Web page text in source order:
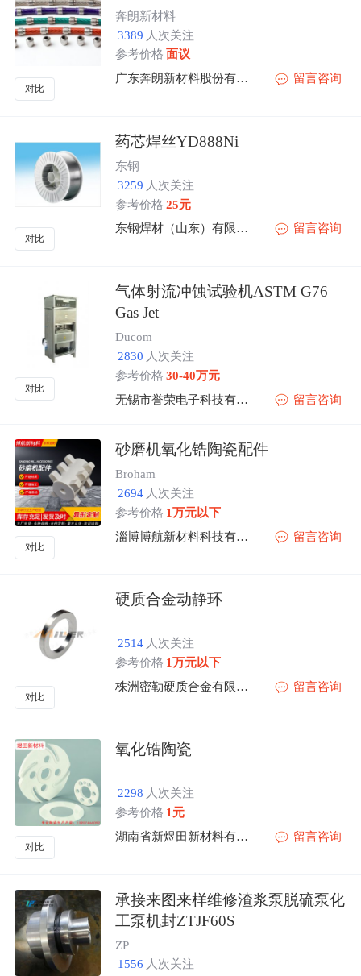
对比
奔朗新材料
3389 人次关注
参考价格 面议
广东奔朗新材料股份有限公司
留言咨询
对比
药芯焊丝YD888Ni
东钢
3259 人次关注
参考价格 25元
东钢焊材（山东）有限公司
留言咨询
对比
气体射流冲蚀试验机ASTM G76
Gas Jet
Ducom
2830 人次关注
参考价格 30-40万元
无锡市誉荣电子科技有限公司
留言咨询
对比
砂磨机氧化锆陶瓷配件
Broham
2694 人次关注
参考价格 1万元以下
淄博博航新材料科技有限公司
留言咨询
对比
硬质合金动静环
2514 人次关注
参考价格 1万元以下
株洲密勒硬质合金有限公司
留言咨询
对比
氧化锆陶瓷
2298 人次关注
参考价格 1元
湖南省新煜田新材料有限公司
留言咨询
承接来图来样维修渣浆泵脱硫泵化
工泵机封ZTJF60S
ZP
1556 人次关注